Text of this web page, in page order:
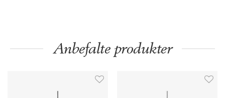
Anbefalte produkter